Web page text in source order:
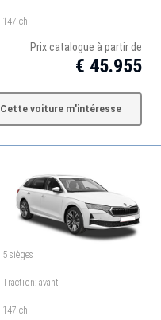
147 ch
Prix catalogue à partir de
€ 45.955
Cette voiture m'intéresse
5 sièges
Traction: avant
147 ch